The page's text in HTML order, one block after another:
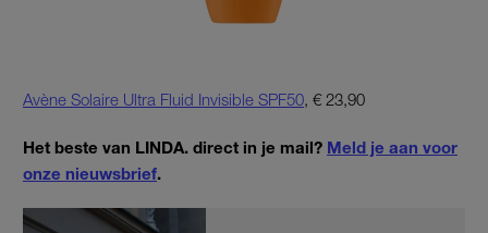
Avène Solaire Ultra Fluid Invisible SPF50, € 23,90
Het beste van LINDA. direct in je mail? Meld je aan voor
onze nieuwsbrief.